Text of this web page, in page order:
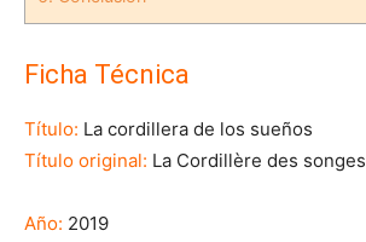
Ficha Técnica
Título: La cordillera de los sueños
Título original: La Cordillère des songes
Año: 2019